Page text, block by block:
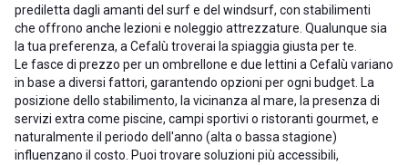
prediletta dagli amanti del surf e del windsurf, con stabilimenti
che offrono anche lezioni e noleggio attrezzature. Qualunque sia
la tua preferenza, a Cefalù troverai la spiaggia giusta per te.
Le fasce di prezzo per un ombrellone e due lettini a Cefalù variano
in base a diversi fattori, garantendo opzioni per ogni budget. La
posizione dello stabilimento, la vicinanza al mare, la presenza di
servizi extra come piscine, campi sportivi o ristoranti gourmet, e
naturalmente il periodo dell'anno (alta o bassa stagione)
influenzano il costo. Puoi trovare soluzioni più accessibili,